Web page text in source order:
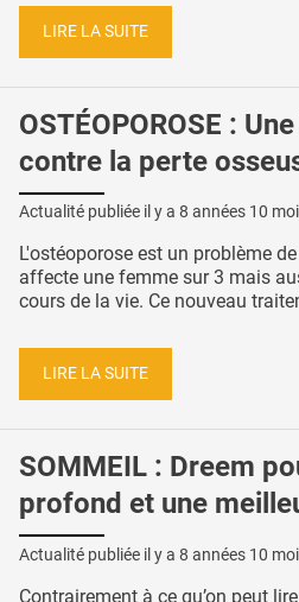
LIRE LA SUITE
OSTÉOPOROSE :
contre la perte
Actualité publiée il y a 8 années 10
L'ostéoporose est un problème
affecte une femme sur 3 mais
cours de la vie. Ce nouveau
LIRE LA SUITE
SOMMEIL : Dreem
profond et une
Actualité publiée il y a 8 années 10
Contrairement à ce qu’on peut